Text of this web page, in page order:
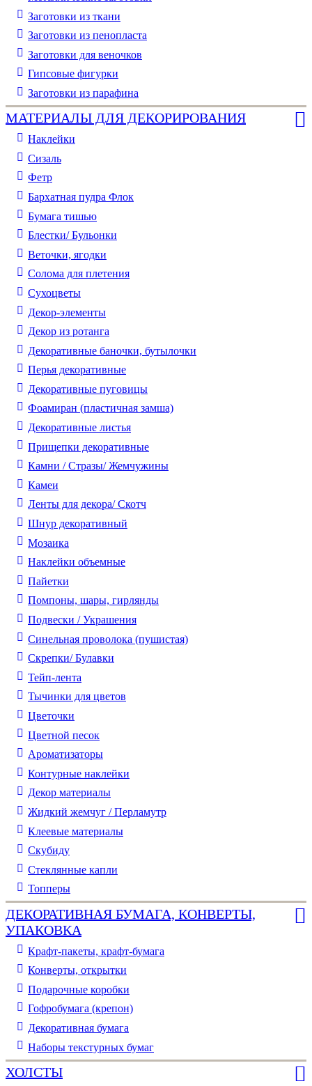
Заготовки из ткани
Заготовки из пенопласта
Заготовки для веночков
Гипсовые фигурки
Заготовки из парафина
МАТЕРИАЛЫ ДЛЯ ДЕКОРИРОВАНИЯ
Наклейки
Сизаль
Фетр
Бархатная пудра Флок
Бумага тишью
Блестки/ Бульонки
Веточки, ягодки
Солома для плетения
Cухоцветы
Декор-элементы
Декор из ротанга
Декоративные баночки, бутылочки
Перья декоративные
Декоративные пуговицы
Фоамиран (пластичная замша)
Декоративные листья
Прищепки декоративные
Камни / Cтразы/ Жемчужины
Камеи
Ленты для декора/ Скотч
Шнур декоративный
Мозаика
Наклейки объемные
Пайетки
Помпоны, шары, гирлянды
Подвески / Украшения
Синельная проволока (пушистая)
Скрепки/ Булавки
Тейп-лента
Тычинки для цветов
Цветочки
Цветной песок
Ароматизаторы
Контурные наклейки
Декор материалы
Жидкий жемчуг / Перламутр
Клеевые материалы
Скубиду
Стеклянные капли
Топперы
ДЕКОРАТИВНАЯ БУМАГА, КОНВЕРТЫ,
УПАКОВКА
Крафт-пакеты, крафт-бумага
Конверты, открытки
Подарочные коробки
Гофробумага (крепон)
Декоративная бумага
Наборы текстурных бумаг
ХОЛСТЫ